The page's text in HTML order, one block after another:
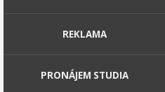
REKLAMA
PRONÁJEM STUDIA